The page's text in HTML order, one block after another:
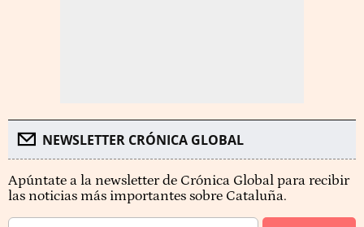
NEWSLETTER CRÓNICA GLOBAL
Apúntate a la newsletter de Crónica Global para recibir
las noticias más importantes sobre Cataluña.